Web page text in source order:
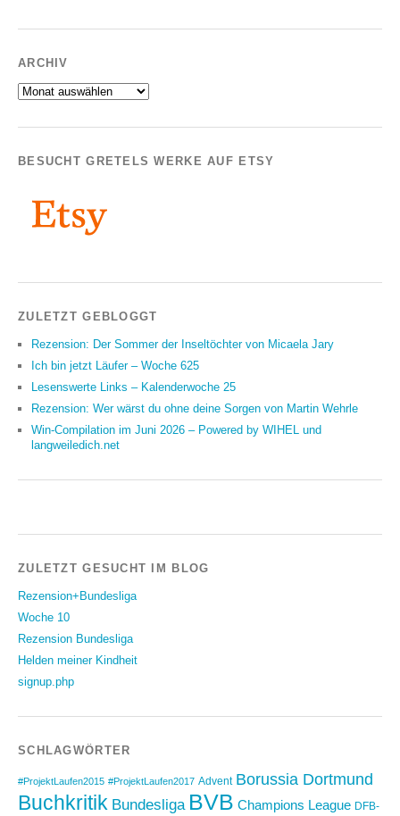
ARCHIV
Archiv
BESUCHT GRETELS WERKE AUF ETSY
ZULETZT GEBLOGGT
Rezension: Der Sommer der Inseltöchter von Micaela Jary
Ich bin jetzt Läufer – Woche 625
Lesenswerte Links – Kalenderwoche 25
Rezension: Wer wärst du ohne deine Sorgen von Martin Wehrle
Win-Compilation im Juni 2026 – Powered by WIHEL und
langweiledich.net
ZULETZT GESUCHT IM BLOG
Rezension+Bundesliga
Woche 10
Rezension Bundesliga
Helden meiner Kindheit
signup.php
SCHLAGWÖRTER
#ProjektLaufen2015 #ProjektLaufen2017 Advent Borussia Dortmund
Buchkritik Bundesliga BVB Champions League DFB-